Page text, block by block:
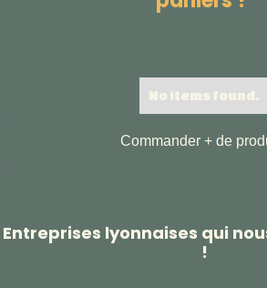
No items found.
Commander + de
Entreprises lyonnaises qui
!